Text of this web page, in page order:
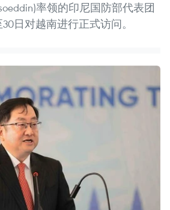
率领的印尼国防部代表团
日对越南进行正式访问。